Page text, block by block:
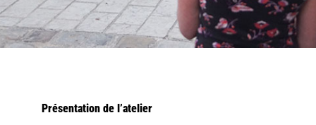
Présentation de l’atelier